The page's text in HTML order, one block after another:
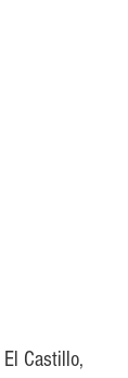
El Castillo,